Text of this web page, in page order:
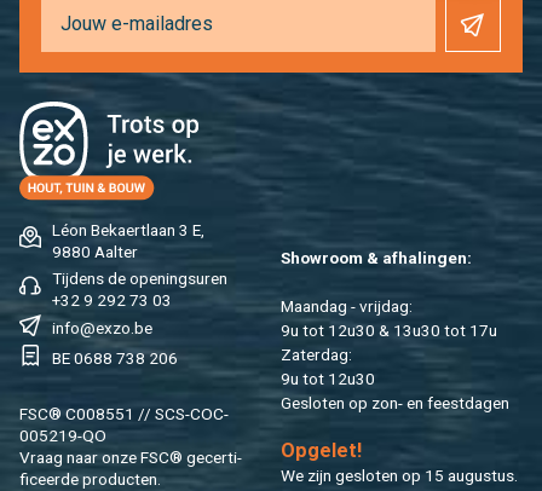
Léon Be­kaert­laan 3 E,
9880 Aal­ter
Tij­dens de ope­nings­uren
+32 9 292 73 03
info@​exzo.​be
BE 0688 738 206
FSC® C008551 // SCS-COC-
005219-QO
Vraag naar onze FSC® ge­cer­ti­
fi­ceer­de pro­duc­ten.
Show­room & af­ha­lin­gen:
Maan­dag - vrij­dag:
9u tot 12u30 & 13u30 tot 17u
Za­ter­dag:
9u tot 12u30
Ge­slo­ten op zon- en feest­da­gen
Op­ge­let!
We zijn ge­slo­ten op 15 au­gus­tus.